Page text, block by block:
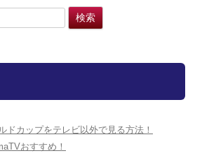
ドカップをテレビ以外で見る方法！
おすすめ！